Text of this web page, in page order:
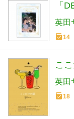
「
英田
14
こ
英田
18